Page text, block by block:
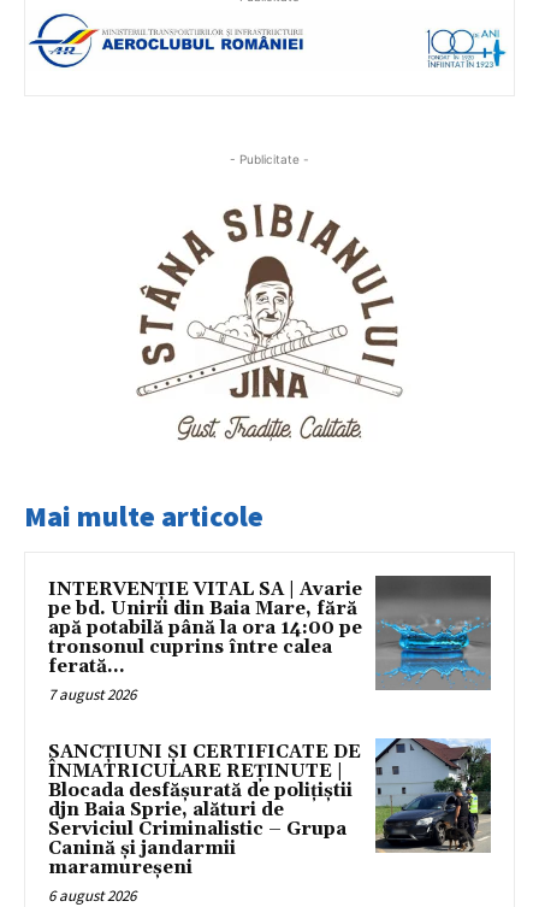
- Publicitate -
Mai multe articole
INTERVENȚIE VITAL SA | Avarie
pe bd. Unirii din Baia Mare, fără
apă potabilă până la ora 14:00 pe
tronsonul cuprins între calea
ferată...
7 august 2026
SANCȚIUNI ȘI CERTIFICATE DE
ÎNMATRICULARE REȚINUTE |
Blocada desfășurată de polițiștii
djn Baia Sprie, alături de
Serviciul Criminalistic – Grupa
Canină și jandarmii
maramureșeni
6 august 2026